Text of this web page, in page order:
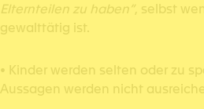
Elternteilen zu haben”, selbst
gewalttätig ist.
• Kinder werden selten oder zu
Aussagen werden nicht